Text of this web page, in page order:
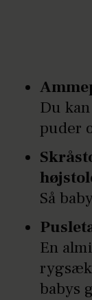
Du
puder
Så
En
babys